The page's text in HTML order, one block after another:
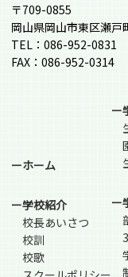
〒709-0855
岡山県岡山市東区瀬戸
TEL：086-952-0831
FAX：086-952-0314
ーホーム
ー学校紹介
校長あいさつ
校訓
校歌
ー
ー